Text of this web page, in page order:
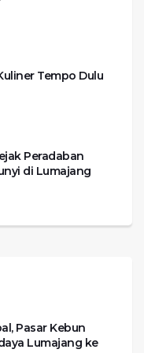
Tempo Dulu
Peradaban
di Lumajang
Pasar Kebun
Lumajang ke